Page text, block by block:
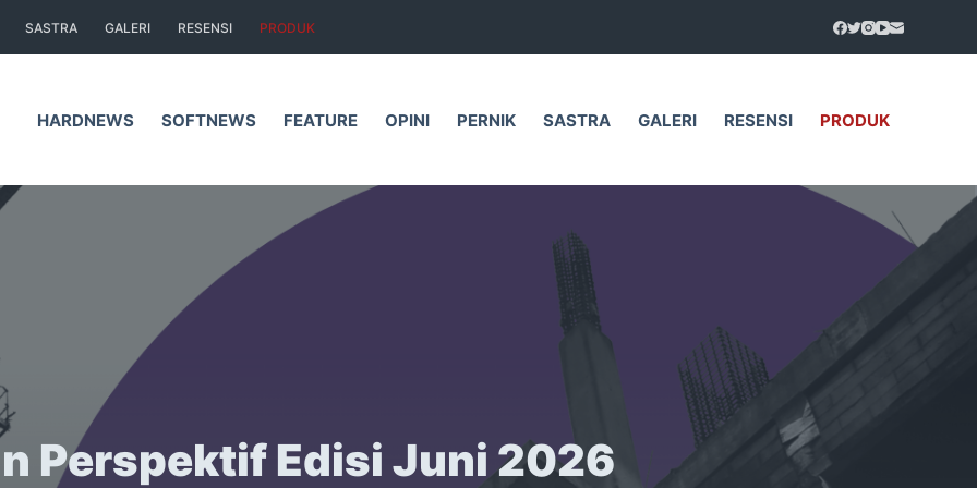
SASTRA GALERI RESENSI PRODUK
HARDNEWS SOFTNEWS FEATURE OPINI PERNIK SASTRA GALERI RESENSI PRODUK
Perspektif Edisi Juni 2026